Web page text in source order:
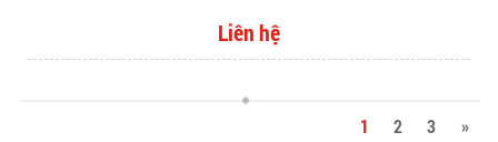
Liên hệ
1 2 3
»